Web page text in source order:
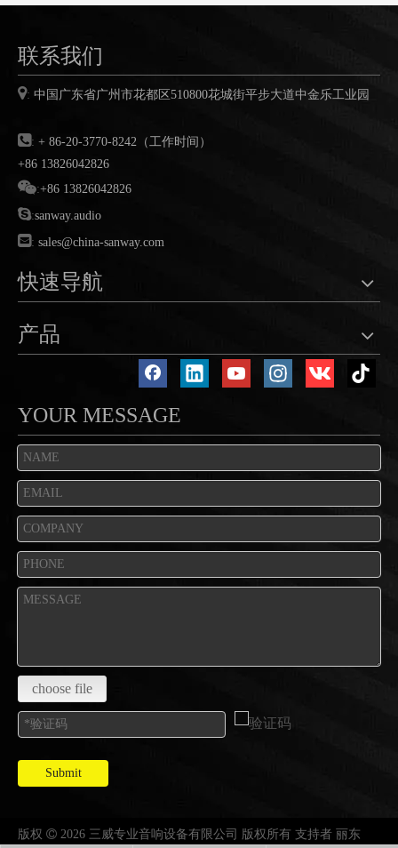
联系我们
: 中国广东省广州市花都区510800花城街平步大道中金乐工业园
: + 86-20-3770-8242（工作时间）
+86 13826042826
:+86 13826042826
:sanway.audio
: sales@china-sanway.com
快速导航
产品
YOUR MESSAGE
choose file
Submit
版权  2026 三威专业音响设备有限公司 版权所有 支持者 丽东